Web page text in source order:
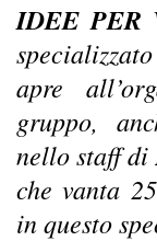
IDEE PER
apre
gruppo,
nello staff di
che vanta
in questo